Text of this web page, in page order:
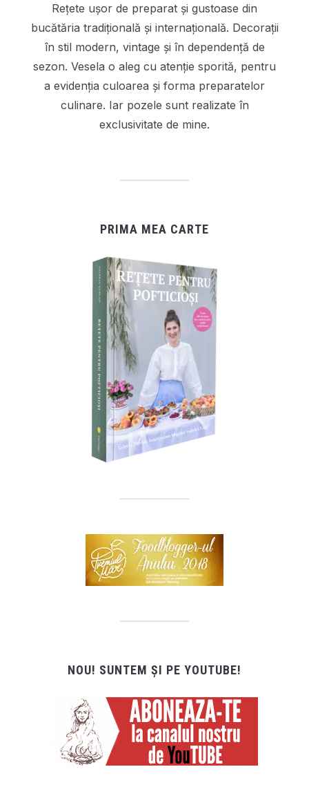
Rețete ușor de preparat și gustoase din
bucătăria tradițională și internațională. Decorații
în stil modern, vintage și în dependență de
sezon. Vesela o aleg cu atenție sporită, pentru
a evidenția culoarea și forma preparatelor
culinare. Iar pozele sunt realizate în
exclusivitate de mine.
PRIMA MEA CARTE
NOU! SUNTEM ȘI PE YOUTUBE!